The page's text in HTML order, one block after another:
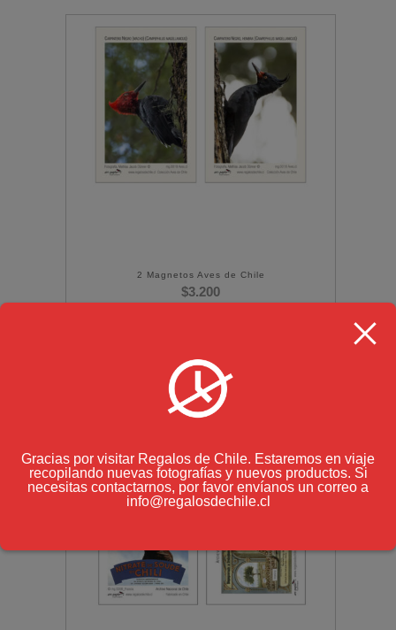
2 Magnetos Aves de Chile
$3.200
Gracias por visitar Regalos de Chile. Estaremos en viaje
recopilando nuevas fotografías y nuevos productos. Si
necesitas contactarnos, por favor envíanos un correo a
info@regalosdechile.cl